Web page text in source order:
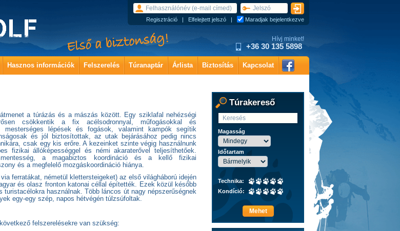
Hívj minket!
+36 30 135 5898
Regisztráció | Elfelejtett jelszó | Maradjak bejelentkezve
Hasznos információk Felszerelés Túranaptár Árlista Biztosítás Kapcsolat
a túrázás és a mászás között. Egy sziklafal nehézségi
csökkentik a fix acélsodronnyal, műfogásokkal és
mesterséges lépések és fogások, valamint kampók segítik
és jól biztosítottak, az utak bejárásához pedig nincs
csak egy kis erőre. A kezeinket szinte végig használnunk
fizikai állóképességgel és némi akaraterővel teljesíthetőek.
a magabiztos koordináció és a kellő fizikai
és a megfelelő mozgáskoordináció hiánya.
ferratákat, németül klettersteigeket) az első világháború idején
és olasz fronton katonai céllal építették. Ezek közül később
használnak. Több láncos út nagy népszerűségnek
egy-egy szép, napos hétvégén túlzsúfoltak.
felszerelésekre van szükség:
Túrakereső
Magasság
Időtartam
Technika:
Kondíció:
Mehet